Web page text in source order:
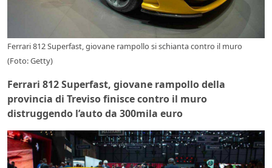
Ferrari 812 Superfast, giovane rampollo si schianta contro il muro
(Foto: Getty)
Ferrari 812 Superfast, giovane rampollo della
provincia di Treviso finisce contro il muro
distruggendo l’auto da 300mila euro